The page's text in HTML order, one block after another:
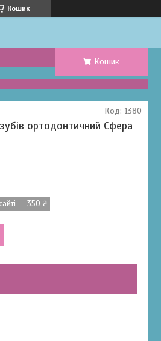
Кошик
Кошик
ортодонтичний Сфера
Код: 1380
— 350 ₴